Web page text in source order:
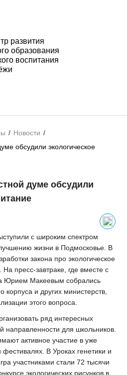
развития
образования
воспитания
/ Новости /
обсудили экологическое
думе обсудили
с широким спектром
жизни в Подмосковье. В
закона про экологическое
пресс-завтраке, где вместе с
Юрием Макеевым собрались
корпуса и других министерств,
этого вопроса.
ряд интересных
направленности для школьников.
активное участие в уже
В Уроках генетики и
участниками стали 72 тысячи
экологических рисунков в